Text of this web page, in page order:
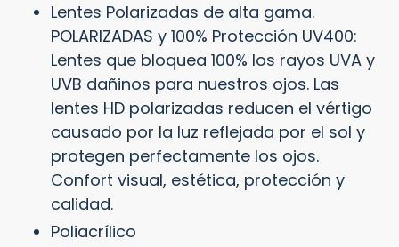
carritoLentes Polarizadas de alta gama.
POLARIZADAS y 100% Protección UV400:
Lentes que bloquea 100% los rayos UVA y
UVB dañinos para nuestros ojos. Las
lentes HD polarizadas reducen el vértigo
causado por la luz reflejada por el sol y
protegen perfectamente los ojos.
Confort visual, estética, protección y
calidad.
Poliacrílico